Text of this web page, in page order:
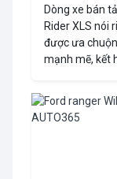
Dòng xe bán
Rider XLS nói
được ưa
mạnh mẽ, kết